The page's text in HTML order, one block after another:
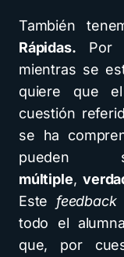
También
Rápidas. Por
mientras se
quiere que el
cuestión
se ha
múltiple,
Este feedback
todo el
que, por